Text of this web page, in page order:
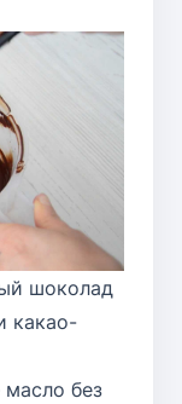
шоколад
какао-
масло без